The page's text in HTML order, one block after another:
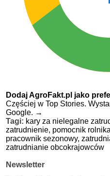
Dodaj AgroFakt.pl jako
Częściej w Top Stories.
Google. →
Tagi: kary za nielegalne
zatrudnienie, pomocnik
pracownik sezonowy,
zatrudnianie obcokrajowców
Newsletter